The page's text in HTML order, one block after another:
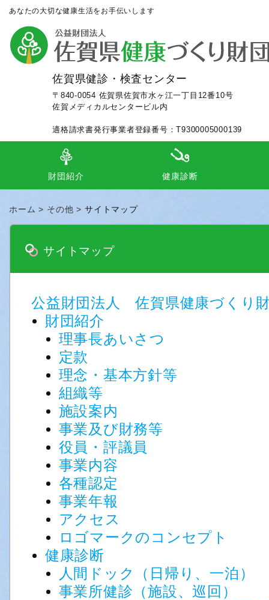
あなたの大切な健康生活をお手伝いします
佐賀県健診・検査センター
〒840-0054 佐賀県佐賀市水ヶ江一丁目12番10号
佐賀メディカルセンタービル内
適格請求書発行事業者登録番号：T9300005000139
財団紹介 健康診断
ホーム
その他 サイトマップ
サイトマップ
公益財団法人 佐賀県健康づくり
財団紹介
理事長あいさつ
定款
理念・基本方針等
組織等
施設案内
事業及び財務等
役員・評議員
事業内容
各種認定
事業年報
アクセス
ロゴマークのコンセプト
健康診断
人間ドック（日帰り、一泊）
事業所健診（施設、巡回）